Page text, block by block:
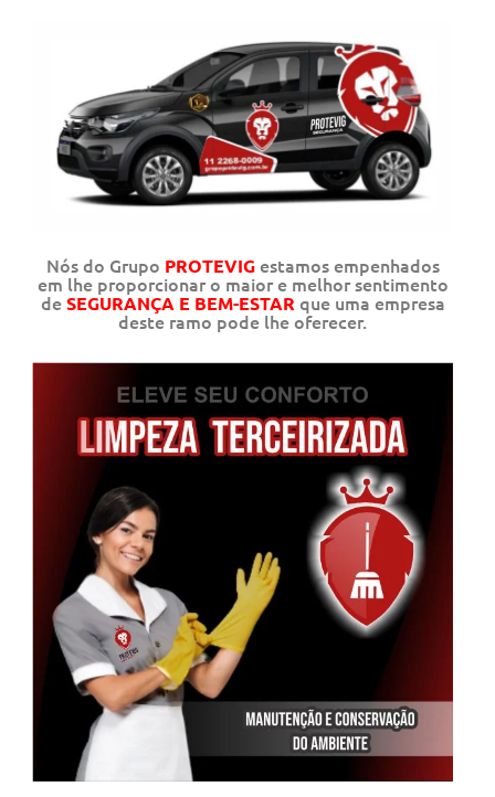
Nós do Grupo PROTEVIGestamos empenhados
em lhe proporcionar o maior e melhor sentimento
deSEGURANÇA E BEM-ESTAR que uma empresa
deste ramo pode lhe oferecer.